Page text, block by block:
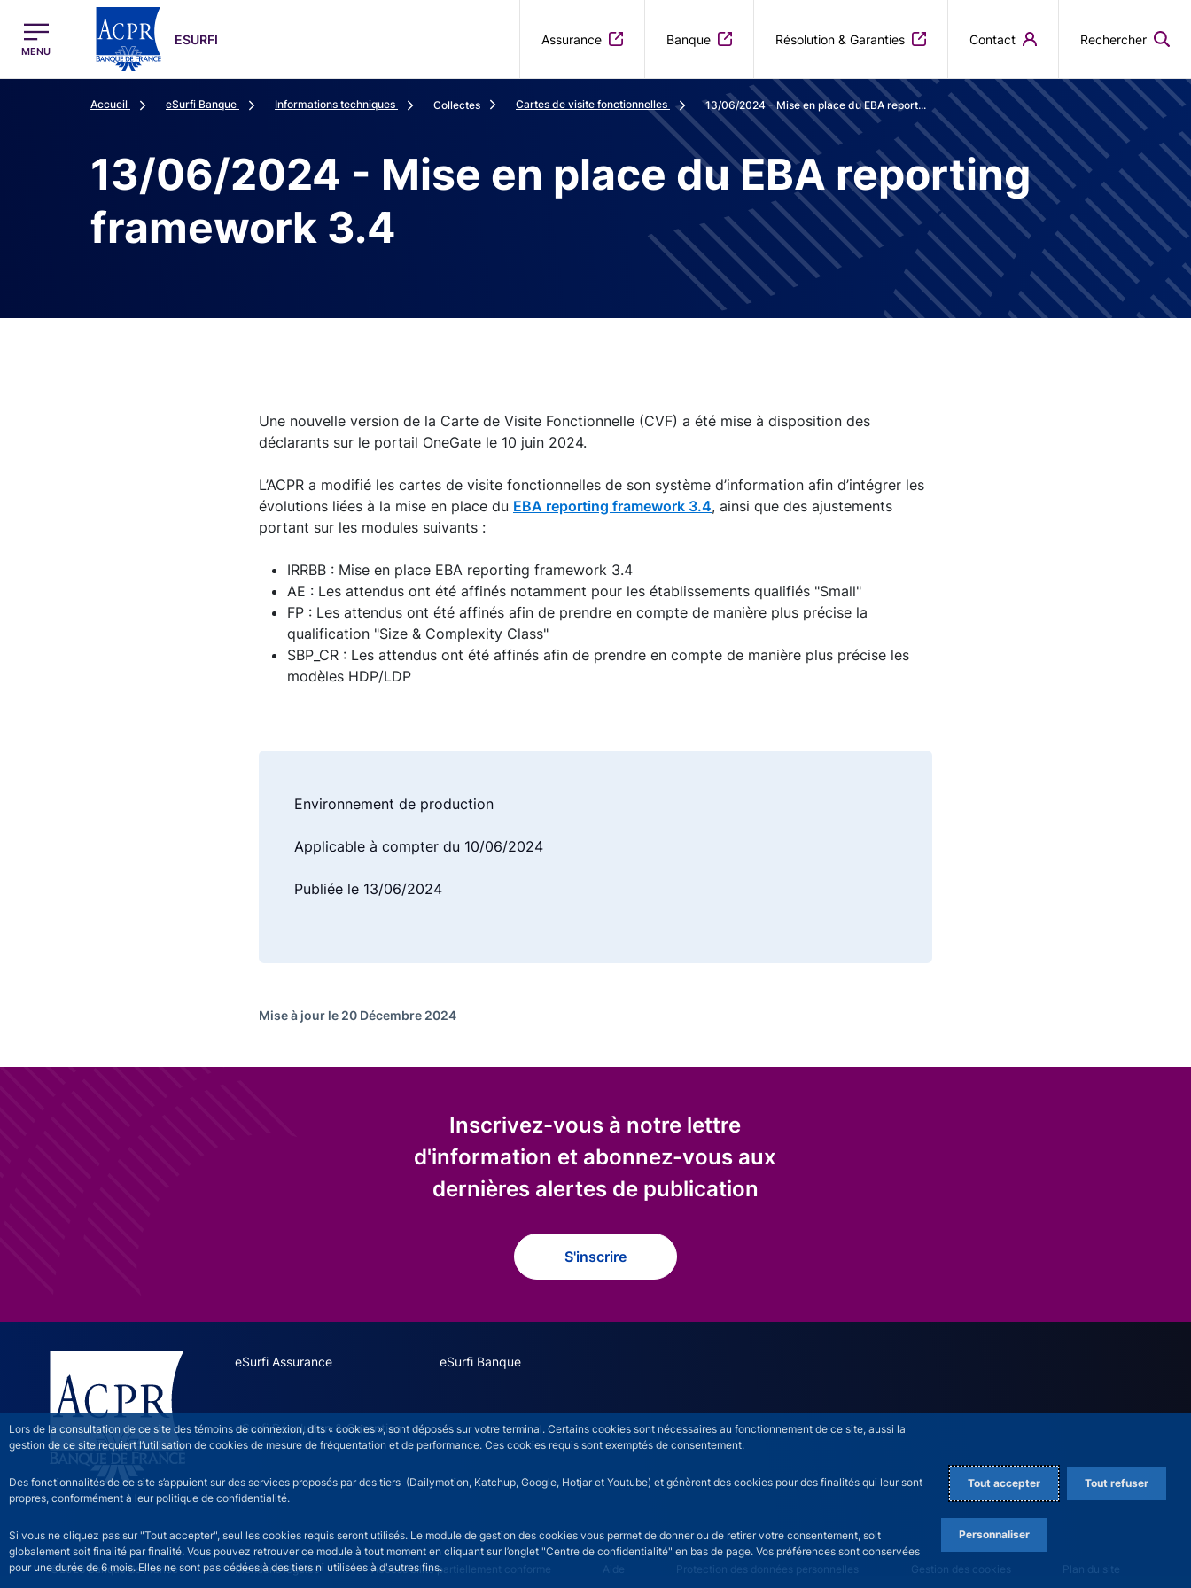
Lors de la consultation de ce site des témoins de connexion, dits « cookies », sont déposés sur votre terminal. Certains cookies sont nécessaires au fonctionnement de ce site, aussi la
gestion de ce site requiert l’utilisation de cookies de mesure de fréquentation et de performance. Ces cookies requis sont exemptés de consentement.
Des fonctionnalités de ce site s’appuient sur des services proposés par des tiers (Dailymotion, Katchup, Google, Hotjar et Youtube) et génèrent des cookies pour des finalités qui leur sont
propres, conformément à leur politique de confidentialité.
Si vous ne cliquez pas sur "Tout accepter", seul les cookies requis seront utilisés. Le module de gestion des cookies vous permet de donner ou de retirer votre consentement, soit
globalement soit finalité par finalité. Vous pouvez retrouver ce module à tout moment en cliquant sur l’onglet "Centre de confidentialité" en bas de page. Vos préférences sont conservées
pour une durée de 6 mois. Elles ne sont pas cédées à des tiers ni utilisées à d'autres fins.
Tout accepter Tout refuser
Personnaliser
ESURFI Menu Principal
MENU
ESURFI Assurance Banque Résolution & Garanties Contact Rechercher
Accueil eSurfi Banque Informations techniques Collectes Cartes de visite fonctionnelles 13/06/2024 - Mise en place du EBA report...
13/06/2024 - Mise en place du EBA reporting
framework 3.4
Une nouvelle version de la Carte de Visite Fonctionnelle (CVF) a été mise à disposition des
déclarants sur le portail OneGate le 10 juin 2024.
L’ACPR a modifié les cartes de visite fonctionnelles de son système d’information afin d’intégrer les
évolutions liées à la mise en place du EBA reporting framework 3.4, ainsi que des ajustements
portant sur les modules suivants :
IRRBB : Mise en place EBA reporting framework 3.4
AE : Les attendus ont été affinés notamment pour les établissements qualifiés "Small"
FP : Les attendus ont été affinés afin de prendre en compte de manière plus précise la
qualification "Size & Complexity Class"
SBP_CR : Les attendus ont été affinés afin de prendre en compte de manière plus précise les
modèles HDP/LDP
Environnement de production
Applicable à compter du 10/06/2024
Publiée le 13/06/2024
Mise à jour le 20 Décembre 2024
Inscrivez-vous à notre lettre
d'information et abonnez-vous aux
dernières alertes de publication
S'inscrire
ESURFI site navigation
eSurfi Assurance eSurfi Banque
eSurfi Résolution & Garanties
©2026 Banque de France ESURFI footer legal notice menu
Mentions légales Accessibilité partiellement conforme Aide Protection des données personnelles Gestion des cookies Plan du site